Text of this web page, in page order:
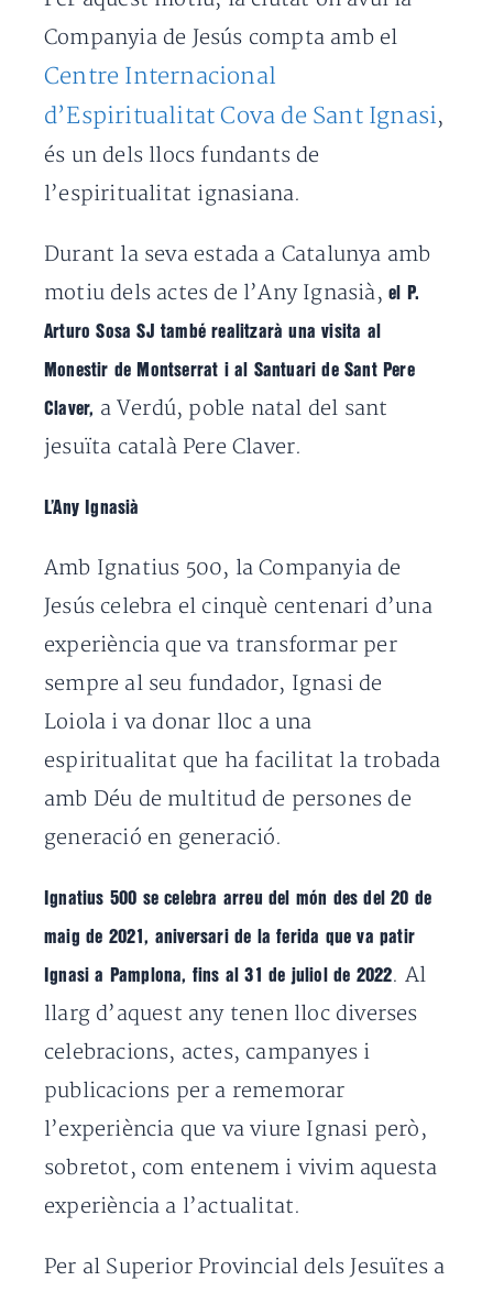
Companyia de Jesús compta amb el
Centre Internacional
d’Espiritualitat Cova de Sant Ignasi,
és un dels llocs fundants de
l’espiritualitat ignasiana.
Durant la seva estada a Catalunya amb
motiu dels actes de l’Any Ignasià,el P.
Arturo Sosa SJ també realitzarà una visita al
Monestir de Montserrat i al Santuari de Sant Pere
Claver, a Verdú, poble natal del sant
jesuïta català Pere Claver.
L’Any Ignasià
Amb Ignatius 500, la Companyia de
Jesús celebra el cinquè centenari d’una
experiència que va transformar per
sempre al seu fundador, Ignasi de
Loiola i va donar lloc a una
espiritualitat que ha facilitat la trobada
amb Déu de multitud de persones de
generació en generació.
Ignatius 500 se celebra arreu del món des del 20 de
maig de 2021, aniversari de la ferida que va patir
Ignasi a Pamplona, fins al 31 de juliol de 2022. Al
llarg d’aquest any tenen lloc diverses
celebracions, actes, campanyes i
publicacions per a rememorar
l’experiència que va viure Ignasi però,
sobretot, com entenem i vivim aquesta
experiència a l’actualitat.
Per al Superior Provincial dels Jesuïtes a